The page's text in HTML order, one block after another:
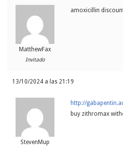
MatthewFax
Invitado
amoxicillin
13/10/2024 a las 21:19
StevenMup
http://
buy zithromax